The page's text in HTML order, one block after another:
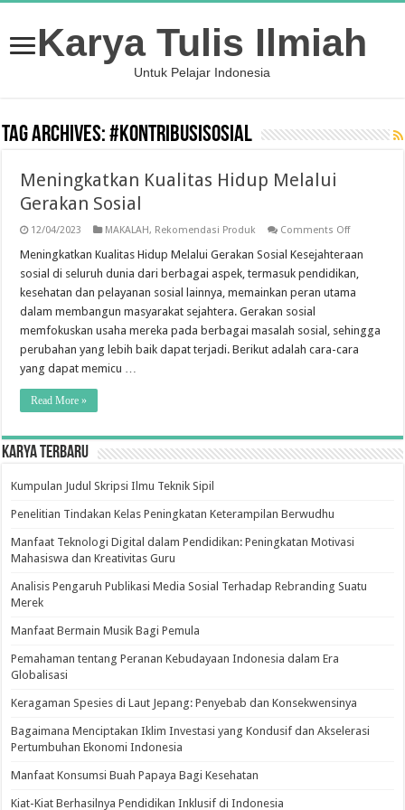
Karya Tulis Ilmiah
Untuk Pelajar Indonesia
Tag Archives:#kontribusisosial
Meningkatkan Kualitas Hidup Melalui
Gerakan Sosial
12/04/2023 MAKALAH, Rekomendasi Produk Comments Offon
Kualitas
Melalui
Gerakan
Sosial
Meningkatkan Kualitas Hidup Melalui Gerakan Sosial Kesejahteraan
sosial di seluruh dunia dari berbagai aspek, termasuk pendidikan,
kesehatan dan pelayanan sosial lainnya, memainkan peran utama
dalam membangun masyarakat sejahtera. Gerakan sosial
memfokuskan usaha mereka pada berbagai masalah sosial, sehingga
perubahan yang lebih baik dapat terjadi. Berikut adalah cara-cara
yang dapat memicu …
Read More »
Karya Terbaru
Kumpulan Judul Skripsi Ilmu Teknik Sipil
Penelitian Tindakan Kelas Peningkatan Keterampilan Berwudhu
Manfaat Teknologi Digital dalam Pendidikan: Peningkatan Motivasi
Mahasiswa dan Kreativitas Guru
Analisis Pengaruh Publikasi Media Sosial Terhadap Rebranding Suatu
Merek
Manfaat Bermain Musik Bagi Pemula
Pemahaman tentang Peranan Kebudayaan Indonesia dalam Era
Globalisasi
Keragaman Spesies di Laut Jepang: Penyebab dan Konsekwensinya
Bagaimana Menciptakan Iklim Investasi yang Kondusif dan Akselerasi
Pertumbuhan Ekonomi Indonesia
Manfaat Konsumsi Buah Papaya Bagi Kesehatan
Kiat-Kiat Berhasilnya Pendidikan Inklusif di Indonesia